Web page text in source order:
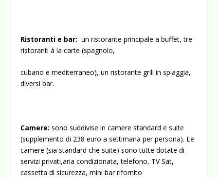
Ristoranti e bar:un ristorante principale a buffet, tre
ristoranti à la carte (spagnolo,
cubano e mediterraneo), un ristorante grill in spiaggia,
diversi bar.
Camere:sono suddivise in camere standard e suite
(supplemento di 238 euro a settimana per persona). Le
camere (sia standard che suite) sono tutte dotate di
servizi privati,aria condizionata, telefono, TV Sat,
cassetta di sicurezza, mini bar rifornito